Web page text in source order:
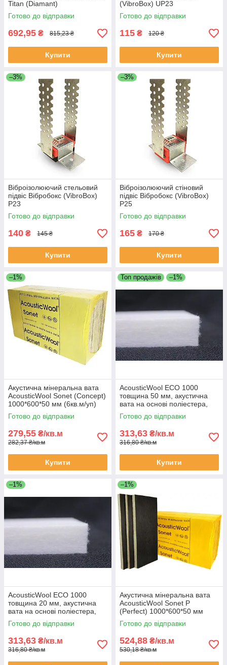
Titan (Diamant)
Готово до відправки
692,95 ₴ 815,23 ₴
Купити
(VibroBox) UP23
Готово до відправки
115 ₴ 120 ₴
Купити
–3%
Віброізолюючий стельовий
підвіс Вібробокс (VibroBox)
P23
Готово до відправки
140 ₴ 145 ₴
Купити
–3%
Віброізолюючий стіновий
підвіс Вібробокс (VibroBox)
P25
Готово до відправки
165 ₴ 170 ₴
Купити
–1%
Акустична мінеральна вата
AcousticWool Sonet (Concept)
1000*600*50 мм (6кв.м/уп)
Готово до відправки
279,55 ₴/кв.м
282,37 ₴/кв.м
Купити
Топ продажів –1%
AcousticWool ECO 1000
товщина 50 мм, акустична
вата на основі поліестера,
біла (2,4 м2/упак.)
Готово до відправки
313,63 ₴/кв.м
316,80 ₴/кв.м
Купити
–1%
AcousticWool ECO 1000
товщина 20 мм, акустична
вата на основі поліестера,
біла (6кв.м/упак.)
Готово до відправки
313,63 ₴/кв.м
316,80 ₴/кв.м
–1%
Акустична мінеральна вата
AcousticWool Sonet P
(Perfect) 1000*600*50 мм
(3,6кв.м/уп)
Готово до відправки
524,88 ₴/кв.м
530,18 ₴/кв.м